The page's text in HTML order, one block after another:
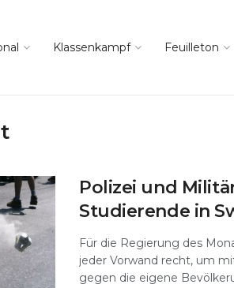
Klassenkampf Feuilleton
Polizei und
Studierende in
Für die Regierung des
jeder Vorwand recht, um
gegen die eigene